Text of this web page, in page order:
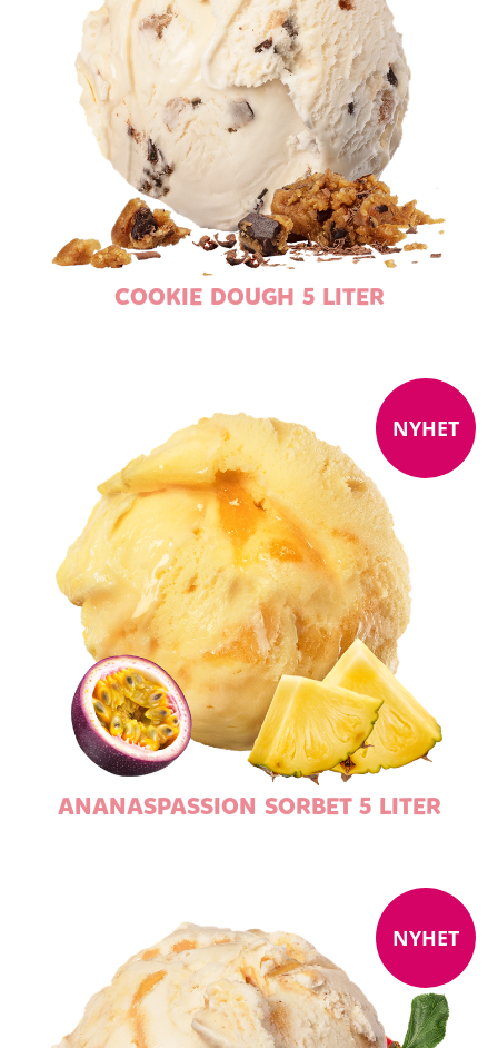
COOKIE DOUGH 5 LITER
ANANASPASSION SORBET 5 LITER
NYHET
NYHET